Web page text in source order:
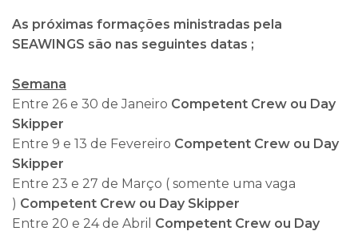
As próximas formações ministradas pela
SEAWINGS são nas seguintes datas ;
Semana
Entre 26 e 30 de Janeiro Competent Crew ou Day
Skipper
Entre 9 e 13 de Fevereiro Competent Crew ou Day
Skipper
Entre 23 e 27 de Março ( somente uma vaga
) Competent Crew ou Day Skipper
Entre 20 e 24 de Abril Competent Crew ou Day